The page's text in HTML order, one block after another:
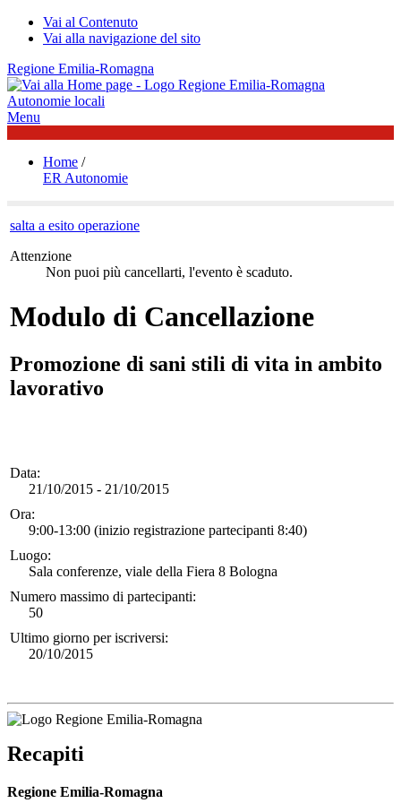
Vai al Contenuto
Vai alla navigazione del sito
Regione Emilia-Romagna
Autonomie locali
Menu
Home /
ER Autonomie
salta a esito operazione
Attenzione
Non puoi più cancellarti, l'evento è scaduto.
Modulo di Cancellazione
Promozione di sani stili di vita in ambito
lavorativo
Data:
21/10/2015 - 21/10/2015
Ora:
9:00-13:00 (inizio registrazione partecipanti 8:40)
Luogo:
Sala conferenze, viale della Fiera 8 Bologna
Numero massimo di partecipanti:
50
Ultimo giorno per iscriversi:
20/10/2015
Recapiti
Regione Emilia-Romagna